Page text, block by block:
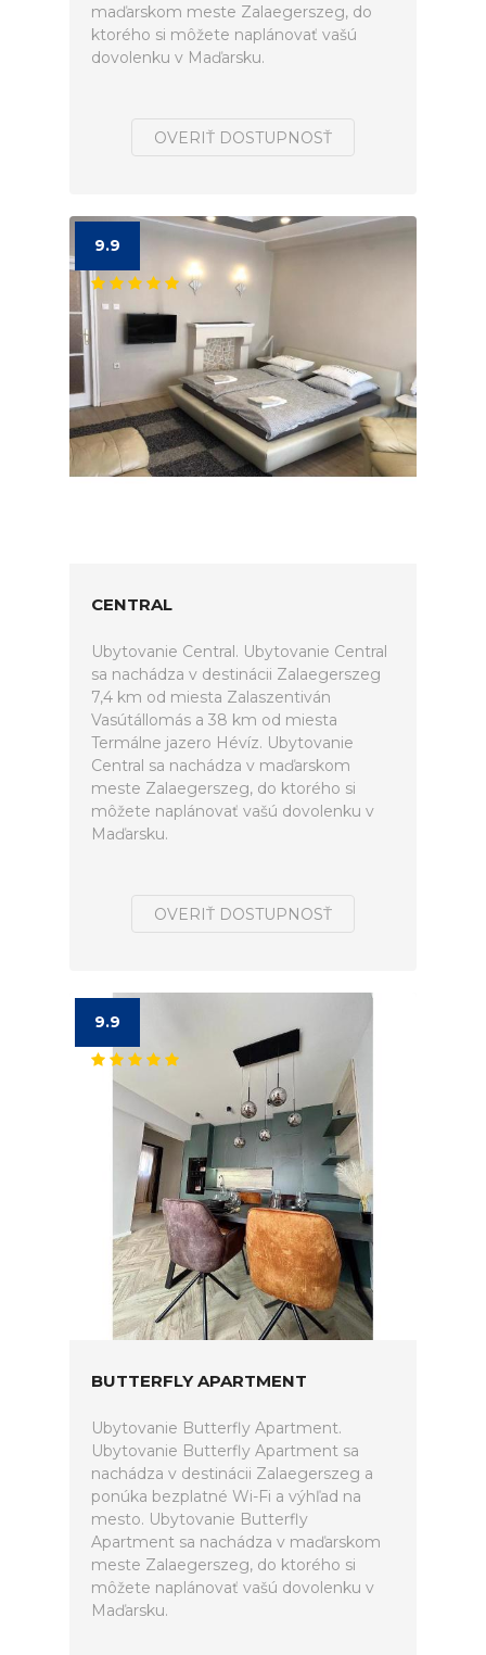
maďarskom meste Zalaegerszeg, do
ktorého si môžete naplánovať vašú
dovolenku v Maďarsku.
OVERIŤ DOSTUPNOSŤ
9.9
CENTRAL
Ubytovanie Central. Ubytovanie Central
sa nachádza v destinácii Zalaegerszeg
7,4 km od miesta Zalaszentiván
Vasútállomás a 38 km od miesta
Termálne jazero Hévíz. Ubytovanie
Central sa nachádza v maďarskom
meste Zalaegerszeg, do ktorého si
môžete naplánovať vašú dovolenku v
Maďarsku.
OVERIŤ DOSTUPNOSŤ
9.9
BUTTERFLY APARTMENT
Ubytovanie Butterfly Apartment.
Ubytovanie Butterfly Apartment sa
nachádza v destinácii Zalaegerszeg a
ponúka bezplatné Wi-Fi a výhľad na
mesto. Ubytovanie Butterfly
Apartment sa nachádza v maďarskom
meste Zalaegerszeg, do ktorého si
môžete naplánovať vašú dovolenku v
Maďarsku.